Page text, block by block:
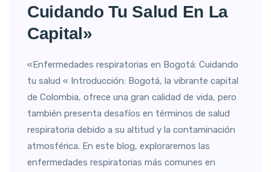
Cuidando Tu Salud En La
Capital»
«Enfermedades respiratorias en Bogotá: Cuidando
tu salud « Introducción: Bogotá, la vibrante capital
de Colombia, ofrece una gran calidad de vida, pero
también presenta desafíos en términos de salud
respiratoria debido a su altitud y la contaminación
atmosférica. En este blog, exploraremos las
enfermedades respiratorias más comunes en